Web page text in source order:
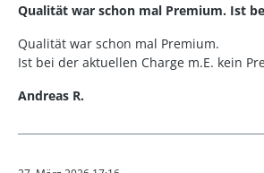
Qualität war schon mal Premium. Ist
Qualität war schon mal Premium.
Ist bei der aktuellen Charge m.E. kein
Andreas R.